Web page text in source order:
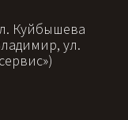
Куйбышева
ул.